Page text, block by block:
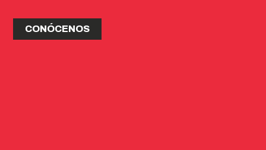
CONÓCENOS